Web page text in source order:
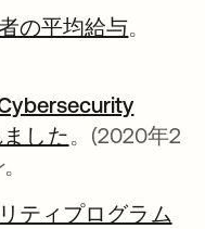
の平均給与新しい
。
した新しいタブ
。(2020年2
。
ティプログラム